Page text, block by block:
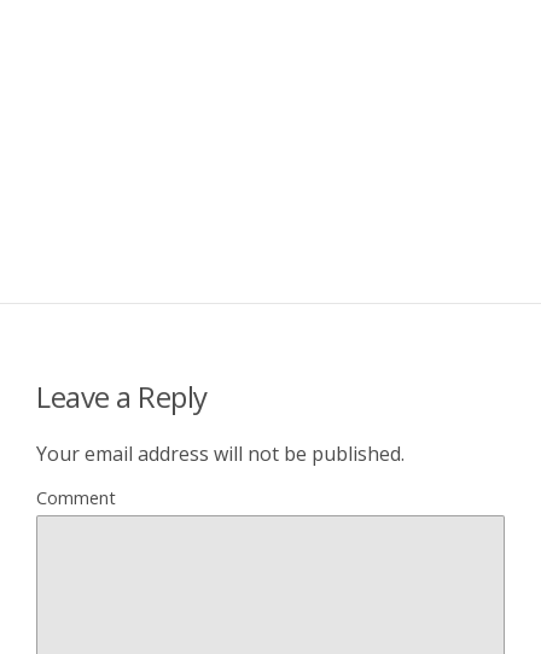
Leave a Reply
Your email address will not be published.
Comment